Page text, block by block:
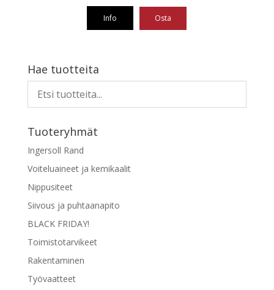
11,63 €
Info Osta
on
useampi
muunnelma.
Voit
valinnat
tuotteen
sivulla.
Hae tuotteita
Tuoteryhmät
Ingersoll Rand
Voiteluaineet ja kemikaalit
Nippusiteet
Siivous ja puhtaanapito
BLACK FRIDAY!
Toimistotarvikeet
Rakentaminen
Työvaatteet